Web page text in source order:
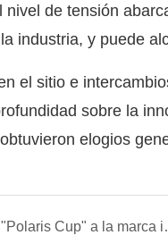
de tensión
industria, y puede
el sitio e
sobre la
elogios
FGI ganó el 13º